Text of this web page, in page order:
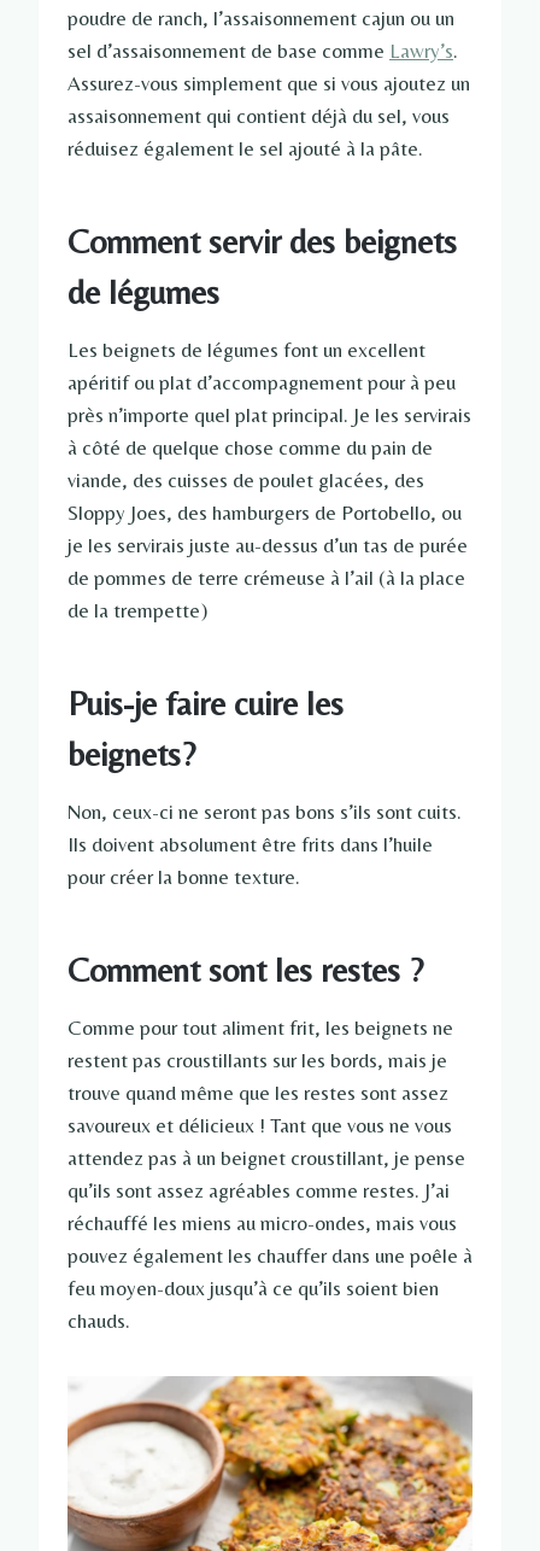
poudre de ranch, l’assaisonnement cajun ou un
sel d’assaisonnement de base comme Lawry’s.
Assurez-vous simplement que si vous ajoutez un
assaisonnement qui contient déjà du sel, vous
réduisez également le sel ajouté à la pâte.
Comment servir des beignets
de légumes
Les beignets de légumes font un excellent
apéritif ou plat d’accompagnement pour à peu
près n’importe quel plat principal. Je les servirais
à côté de quelque chose comme du pain de
viande, des cuisses de poulet glacées, des
Sloppy Joes, des hamburgers de Portobello, ou
je les servirais juste au-dessus d’un tas de purée
de pommes de terre crémeuse à l’ail (à la place
de la trempette)
Puis-je faire cuire les
beignets?
Non, ceux-ci ne seront pas bons s’ils sont cuits.
Ils doivent absolument être frits dans l’huile
pour créer la bonne texture.
Comment sont les restes ?
Comme pour tout aliment frit, les beignets ne
restent pas croustillants sur les bords, mais je
trouve quand même que les restes sont assez
savoureux et délicieux ! Tant que vous ne vous
attendez pas à un beignet croustillant, je pense
qu’ils sont assez agréables comme restes. J’ai
réchauffé les miens au micro-ondes, mais vous
pouvez également les chauffer dans une poêle à
feu moyen-doux jusqu’à ce qu’ils soient bien
chauds.